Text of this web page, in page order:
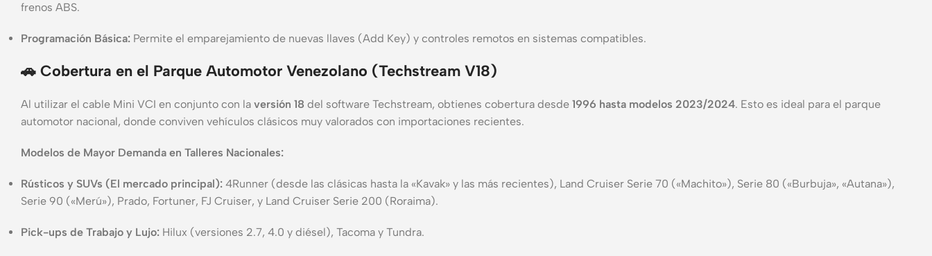
frenos ABS.
Programación Básica: Permite el emparejamiento de nuevas llaves (Add Key) y controles remotos en sistemas compatibles.
🚗 Cobertura en el Parque Automotor Venezolano (Techstream V18)
Al utilizar el cable Mini VCI en conjunto con la versión 18 del software Techstream, obtienes cobertura desde 1996 hasta modelos 2023/2024. Esto es ideal para el parque
automotor nacional, donde conviven vehículos clásicos muy valorados con importaciones recientes.
Modelos de Mayor Demanda en Talleres Nacionales:
Rústicos y SUVs (El mercado principal): 4Runner (desde las clásicas hasta la «Kavak» y las más recientes), Land Cruiser Serie 70 («Machito»), Serie 80 («Burbuja», «Autana»),
Serie 90 («Merú»), Prado, Fortuner, FJ Cruiser, y Land Cruiser Serie 200 (Roraima).
Pick-ups de Trabajo y Lujo: Hilux (versiones 2.7, 4.0 y diésel), Tacoma y Tundra.